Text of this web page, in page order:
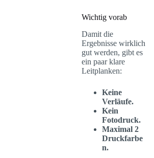
Wichtig vorab
Damit die
Ergebnisse wirklich
gut werden, gibt es
ein paar klare
Leitplanken:
Keine
Verläufe.
Kein
Fotodruck.
Maximal 2
Druckfarbe
n.